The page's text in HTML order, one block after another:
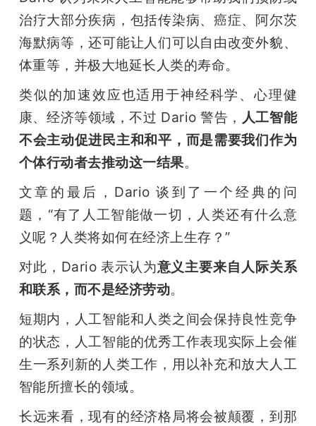
治疗大部分疾病，包括传染病、癌症、阿尔茨
海默病等，还可能让人们可以自由改变外貌、
体重等，并极大地延长人类的寿命。
类似的加速效应也适用于神经科学、心理健
康、经济等领域，不过 Dario 警告， 人工智能
不会主动促进民主和和平，而是需要我们作为
个体行动者去推动这一结果。
文章的最后，Dario 谈到了一个经典的问
题，“有了人工智能做一切，人类还有什么意
义呢？人类将如何在经济上生存？”
对此，Dario 表示认为意义主要来自人际关系
和联系，而不是经济劳动。
短期内，人工智能和人类之间会保持良性竞争
的状态，人工智能的优秀工作表现实际上会催
生一系列新的人类工作，用以补充和放大人工
智能所擅长的领域。
长远来看，现有的经济格局将会被颠覆，到那